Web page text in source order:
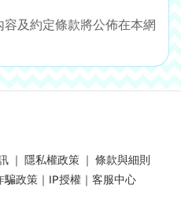
及約定條款將公佈在本網
｜ 隱私權政策 ｜ 條款與細則
騙政策 ｜ IP授權 ｜ 客服中心